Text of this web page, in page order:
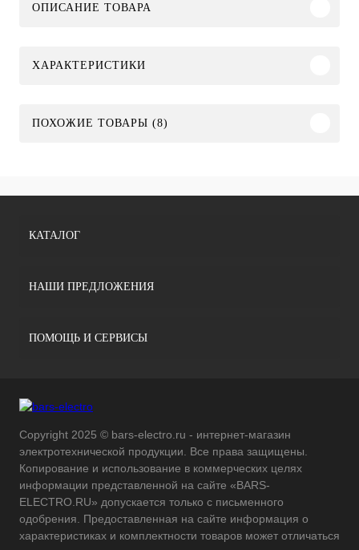
ОПИСАНИЕ ТОВАРА
ХАРАКТЕРИСТИКИ
ПОХОЖИЕ ТОВАРЫ (8)
КАТАЛОГ
НАШИ ПРЕДЛОЖЕНИЯ
ПОМОЩЬ И СЕРВИСЫ
Copyright 2025 © bars-electro.ru - интернет-магазин
электротехнической продукции. Все права защищены.
Копирование и использование в коммерческих целях
информации представленной на сайте «BARS-
ELECTRO.RU» допускается только с письменного
одобрения. Предоставленная на сайте информация о
характеристиках и комплектности товаров может отличаться